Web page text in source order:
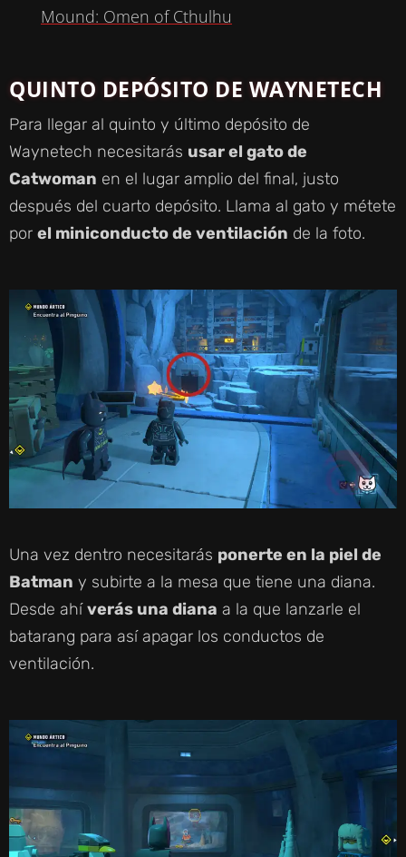
A
V
I
D
E
O
Mound: Omen of Cthulhu
QUINTO DEPÓSITO DE WAYNETECH
Para llegar al quinto y último depósito de
Waynetech necesitarás usar el gato de
Catwoman en el lugar amplio del final, justo
después del cuarto depósito. Llama al gato y métete
por el miniconducto de ventilación de la foto.
Una vez dentro necesitarás ponerte en la piel de
Batman y subirte a la mesa que tiene una diana.
Desde ahíverás una diana a la que lanzarle el
batarang para así apagar los conductos de
ventilación.